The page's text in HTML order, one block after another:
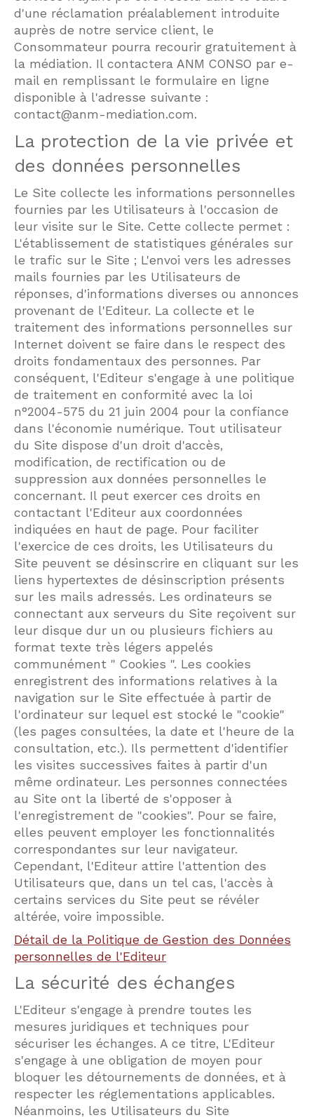
d'une réclamation préalablement introduite
auprès de notre service client, le
Consommateur pourra recourir gratuitement à
la médiation. Il contactera ANM CONSO par e-
mail en remplissant le formulaire en ligne
disponible à l'adresse suivante :
contact@anm-mediation.com.
La protection de la vie privée et
des données personnelles
Le Site collecte les informations personnelles
fournies par les Utilisateurs à l'occasion de
leur visite sur le Site. Cette collecte permet :
L'établissement de statistiques générales sur
le trafic sur le Site ; L'envoi vers les adresses
mails fournies par les Utilisateurs de
réponses, d'informations diverses ou annonces
provenant de l'Editeur. La collecte et le
traitement des informations personnelles sur
Internet doivent se faire dans le respect des
droits fondamentaux des personnes. Par
conséquent, l'Editeur s'engage à une politique
de traitement en conformité avec la loi
n°2004-575 du 21 juin 2004 pour la confiance
dans l'économie numérique. Tout utilisateur
du Site dispose d'un droit d'accès,
modification, de rectification ou de
suppression aux données personnelles le
concernant. Il peut exercer ces droits en
contactant l'Editeur aux coordonnées
indiquées en haut de page. Pour faciliter
l'exercice de ces droits, les Utilisateurs du
Site peuvent se désinscrire en cliquant sur les
liens hypertextes de désinscription présents
sur les mails adressés. Les ordinateurs se
connectant aux serveurs du Site reçoivent sur
leur disque dur un ou plusieurs fichiers au
format texte très légers appelés
communément " Cookies ". Les cookies
enregistrent des informations relatives à la
navigation sur le Site effectuée à partir de
l'ordinateur sur lequel est stocké le "cookie"
(les pages consultées, la date et l'heure de la
consultation, etc.). Ils permettent d'identifier
les visites successives faites à partir d'un
même ordinateur. Les personnes connectées
au Site ont la liberté de s'opposer à
l'enregistrement de "cookies". Pour se faire,
elles peuvent employer les fonctionnalités
correspondantes sur leur navigateur.
Cependant, l'Editeur attire l'attention des
Utilisateurs que, dans un tel cas, l'accès à
certains services du Site peut se révéler
altérée, voire impossible.
Détail de la Politique de Gestion des Données
personnelles de l'Editeur
La sécurité des échanges
L'Editeur s'engage à prendre toutes les
mesures juridiques et techniques pour
sécuriser les échanges. A ce titre, L'Editeur
s'engage à une obligation de moyen pour
bloquer les détournements de données, et à
respecter les réglementations applicables.
Néanmoins, les Utilisateurs du Site